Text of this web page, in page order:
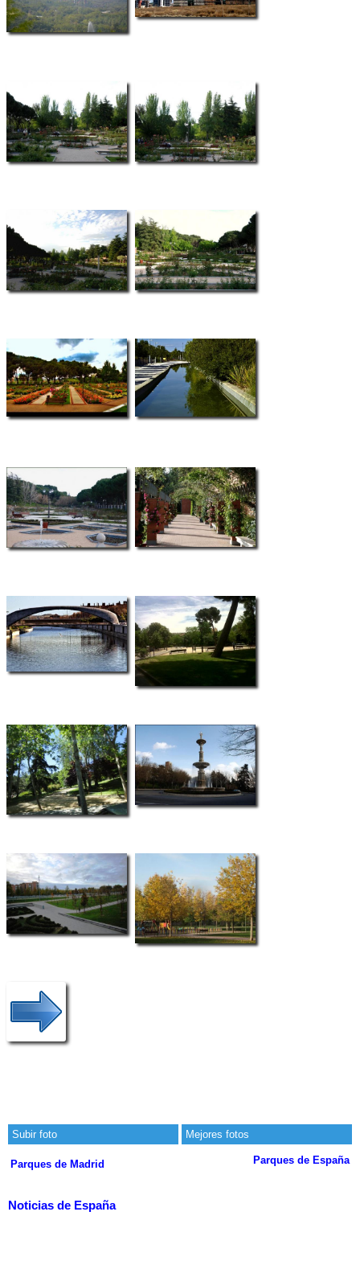
Subir foto Mejores fotos
Parques de Madrid Parques de España
Noticias de España